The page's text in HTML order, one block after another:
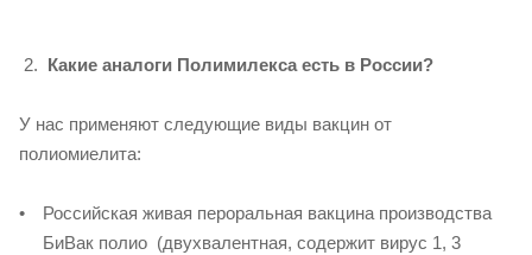
Какие аналоги Полимилекса есть в России?
У нас применяют следующие виды вакцин от
полиомиелита:
Российская живая пероральная вакцина производства
БиВак полио (двухвалентная, содержит вирус 1, 3